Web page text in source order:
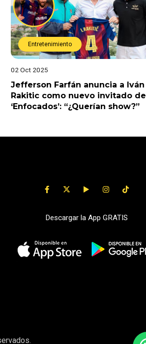
Entretenimiento
02 Oct 2025
Jefferson Farfán anuncia a Iván
Rakitic como nuevo invitado de
‘Enfocados’: “¿Querían show?”
Descargar la App GRATIS